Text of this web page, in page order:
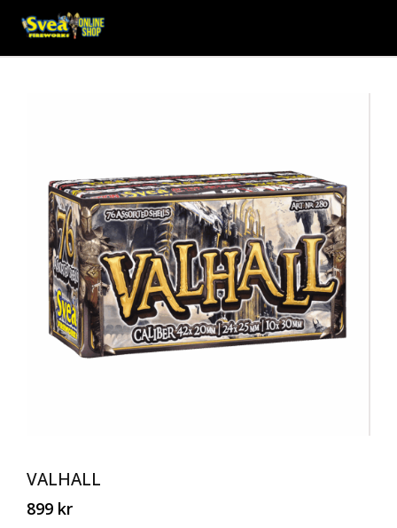
VALHALL
899 kr